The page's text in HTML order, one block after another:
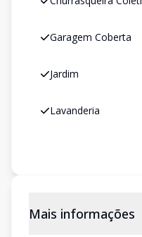
Garagem Coberta
Jardim
Lavanderia
Mais informações